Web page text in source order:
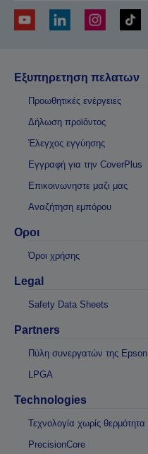
Εξυπηρετηση πελατων
Προωθητικές ενέργειες
Δήλωση προϊόντος
Έλεγχος εγγύησης
Εγγραφή για την CoverPlus
Επικοινωνηστε μαζι μας
Αναζήτηση εμπόρου
Οροι
Όροι χρήσης
Legal
Safety Data Sheets
Partners
Πύλη συνεργατών της Epson
LPGA
Technologies
Τεχνολογία χωρίς θερμότητα
PrecisionCore